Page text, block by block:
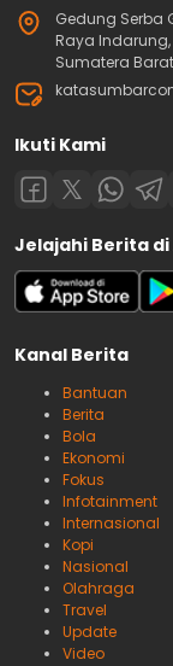
Gedung Serba
Raya
Sumatera Barat
Ikuti Kami
Jelajahi Berita di
Kanal Berita
Bantuan
Berita
Bola
Ekonomi
Fokus
Infotainment
Internasional
Kopi
Nasional
Olahraga
Travel
Update
Video